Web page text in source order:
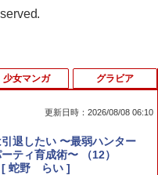
21 （少年チャンピオ
） [ KASA ]
更新日時：2026/08/08 06:10
退したい 〜最弱ハンター
ティ育成術〜 （12）
[ 蛇野 らい ]
少女マンガ グラビア